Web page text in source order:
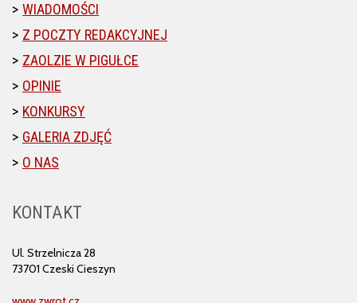
WIADOMOŚCI
Z POCZTY REDAKCYJNEJ
ZAOLZIE W PIGUŁCE
OPINIE
KONKURSY
GALERIA ZDJĘĆ
O NAS
KONTAKT
Ul. Strzelnicza 28
73701 Czeski Cieszyn